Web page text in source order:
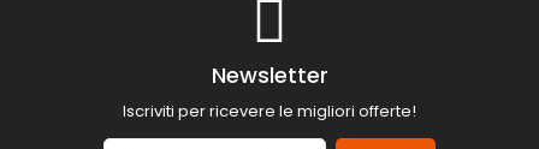
Newsletter
Iscriviti per ricevere le migliori offerte!